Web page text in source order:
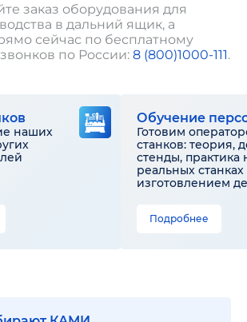
заказ оборудования для
в дальний ящик, а
сейчас по бесплатному
по России: 8 (800)1000-111.
наших
Обучение
Готовим
станков: теория,
стенды, практика
реальных станках
изготовлением
Подробнее